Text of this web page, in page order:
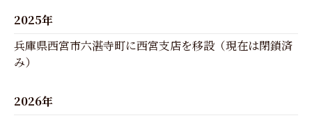
2025年
兵庫県西宮市六湛寺町に西宮支店を移設（現在は閉鎖済
み）
2026年